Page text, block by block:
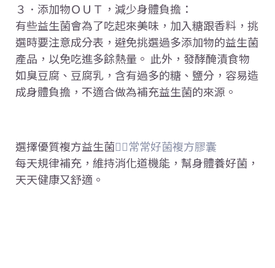
３．添加物ＯＵＴ，減少身體負擔：
有些益生菌會為了吃起來美味，加入糖跟香料，挑
選時要注意成分表，避免挑選過多添加物的益生菌
產品，以免吃進多餘熱量。 此外，發酵醃漬食物
如臭豆腐、豆腐乳，含有過多的糖、鹽分，容易造
成身體負擔，不適合做為補充益生菌的來源。
選擇優質複方益生菌👉🏻常常好菌複方膠囊
每天規律補充，維持消化道機能，幫身體養好菌，
天天健康又舒適。